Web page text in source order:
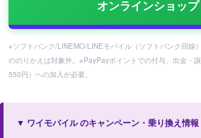
オンラインショップ
※ソフトバンク/LINEMO/LINEモバイル（ソフトバンク回線
ののりかえは対象外。※PayPayポイントでの付与、出金・
550円）への加入が必要。
▼ ワイモバイル のキャンペーン・乗り換え情報